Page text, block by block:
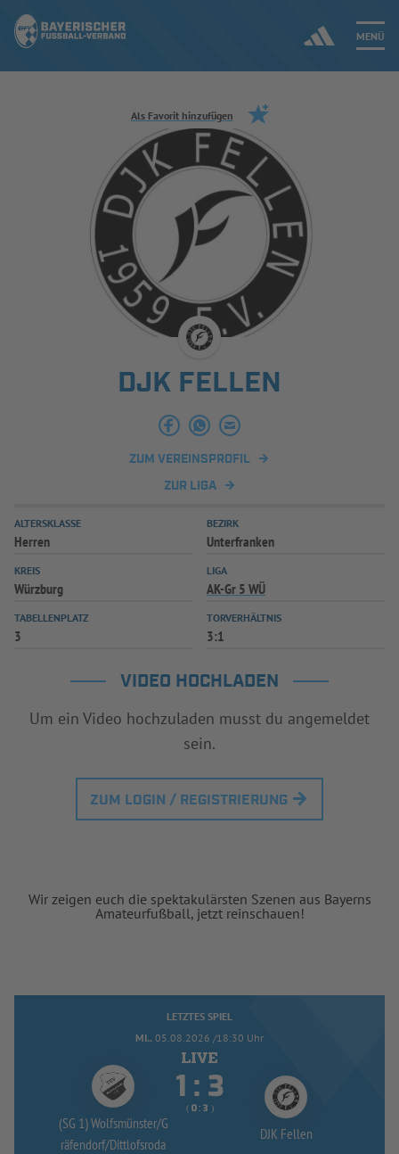
MENÜ
Jetzt einloggen
ERGEBNISSE & WETTBEWERBE
NEUIGKEITEN
SPIELBETRIEB & VERBANDSLEBEN
AUSBILDUNG & FÖRDERUNG
INFOTHEK SPIELPLUS
Als Favorit hinzufügen
DJK FELLEN
ZUM VEREINSPROFIL
ZUR LIGA
ALTERSKLASSE
Herren
BEZIRK
Unterfranken
KREIS
Würzburg
LIGA
AK-Gr 5 WÜ
TABELLENPLATZ
3
TORVERHÄLTNIS
3:1
VIDEO HOCHLADEN
Um ein Video hochzuladen musst du angemeldet
sein.
ZUM LOGIN / REGISTRIERUNG
Wir zeigen euch die spektakulärsten Szenen aus Bayerns
Amateurfußball, jetzt reinschauen!
LETZTES SPIEL
MI.. 05.08.2026 /18:30 Uhr
(SG 1) Wolfsmünster/G
räfendorf/Dittlofsroda
 : 
( :  )
DJK Fellen